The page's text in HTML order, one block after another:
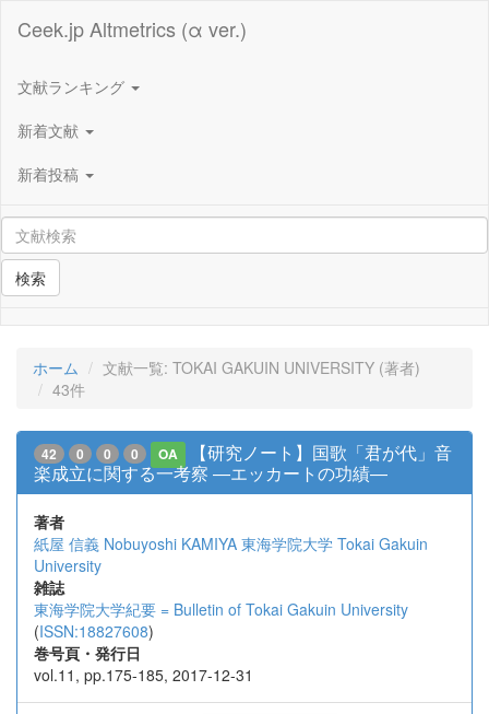
Ceek.jp Altmetrics (α ver.)
文献ランキング
新着文献
新着投稿
検索
ホーム
文献一覧: TOKAI GAKUIN UNIVERSITY (著者)
43件
42 0 0 0 OA
【研究ノート】国歌「君が代」音
楽成立に関する一考察 ―エッカートの功績―
著者
紙屋 信義 Nobuyoshi KAMIYA 東海学院大学 Tokai Gakuin
University
雑誌
東海学院大学紀要 = Bulletin of Tokai Gakuin University
(ISSN:18827608)
巻号頁・発行日
vol.11, pp.175-185, 2017-12-31